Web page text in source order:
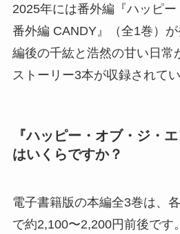
2025年には番外編『ハッピ
番外編 CANDY』（全1巻）
編後の千紘と浩然の甘い日常
ストーリー3本が収録されてい
『ハッピー・オブ・ジ・
はいくらですか？
電子書籍版の本編全3巻は、
で約2,100〜2,200円前後です